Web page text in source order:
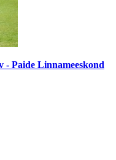
- Paide Linnameeskond